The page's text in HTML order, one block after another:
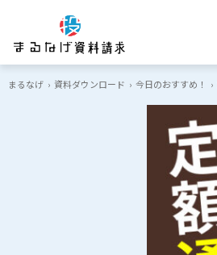
まるなげ › 資料ダウンロード › 今日のおすすめ！ ›